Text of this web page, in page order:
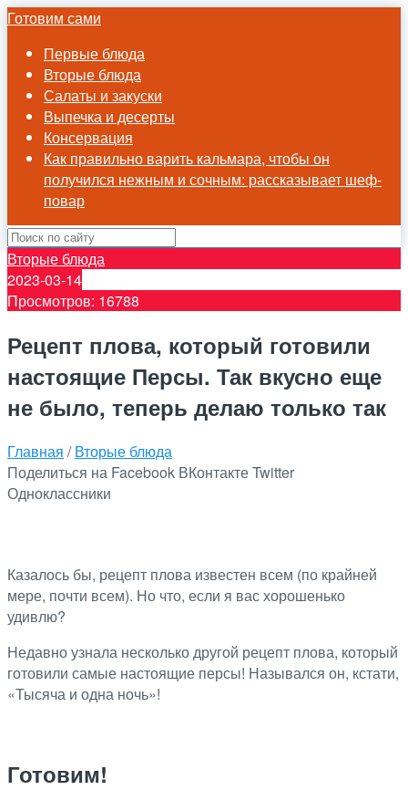
Готовим сами
Первые блюда
Вторые блюда
Салаты и закуски
Выпечка и десерты
Консервация
Как правильно варить кальмара, чтобы он
получился нежным и сочным: рассказывает шеф-
повар
Вторые блюда
2023-03-14
Просмотров: 16788
Рецепт плова, который готовили
настоящие Персы. Так вкусно еще
не было, теперь делаю только так
Главная /Вторые блюда
Поделиться на Facebook ВКонтактеTwitter
Одноклассники
Казалось бы, рецепт плова известен всем (по крайней
мере, почти всем). Но что, если я вас хорошенько
удивлю?
Недавно узнала несколько другой рецепт плова, который
готовили самые настоящие персы! Назывался он, кстати,
«Тысяча и одна ночь»!
Готовим!